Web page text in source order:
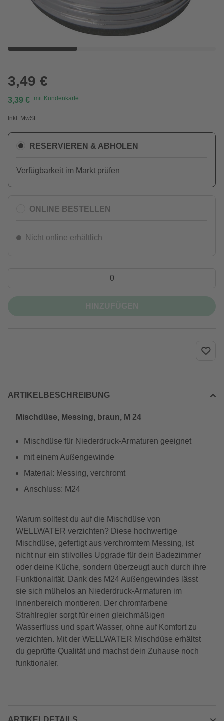
3,49 €
3,39 € mit Kundenkarte
Inkl. MwSt.
RESERVIEREN & ABHOLEN
Verfügbarkeit im Markt prüfen
ONLINE BESTELLEN
Nicht online erhältlich
ARTIKELBESCHREIBUNG
Mischdüse, Messing, braun, M 24
Mischdüse für Niederdruck-Armaturen geeignet
mit einem Außengewinde
Material: Messing, verchromt
Anschluss: M24
Warum solltest du auf die Mischdüse von
WELLWATER verzichten? Diese hochwertige
Mischdüse, gefertigt aus verchromtem Messing, ist
nicht nur ein stilvolles Upgrade für dein Badezimmer
oder deine Küche, sondern überzeugt auch durch ihre
Funktionalität. Dank des M24 Außengewindes lässt
sie sich mühelos an Niederdruck-Armaturen im
Innenbereich montieren. Der chromfarbene
Strahlregler sorgt für einen gleichmäßigen
Wasserfluss und spart Wasser, ohne auf Komfort zu
verzichten. Mit der WELLWATER Mischdüse erhältst
du geprüfte Qualität und machst dein Zuhause noch
funktionaler.